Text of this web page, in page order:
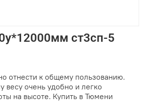
ст3сп-5
отнести к общему пользованию.
весу очень удобно и легко
на высоте. Купить в Тюмени